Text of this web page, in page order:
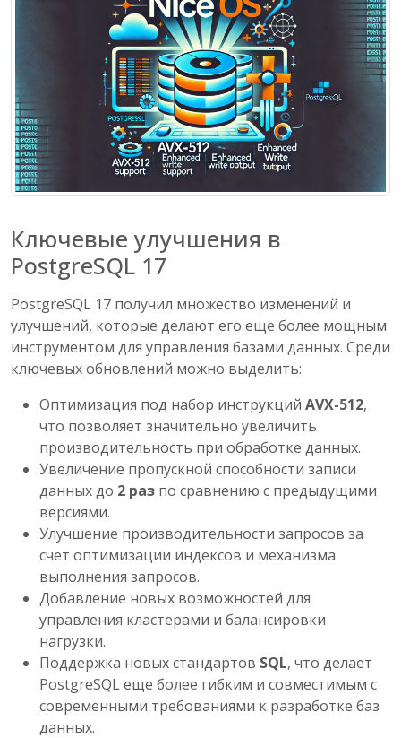
Ключевые улучшения в
PostgreSQL 17
PostgreSQL 17 получил множество изменений и
улучшений, которые делают его еще более мощным
инструментом для управления базами данных. Среди
ключевых обновлений можно выделить:
Оптимизация под набор инструкций AVX-512,
что позволяет значительно увеличить
производительность при обработке данных.
Увеличение пропускной способности записи
данных до 2 раз по сравнению с предыдущими
версиями.
Улучшение производительности запросов за
счет оптимизации индексов и механизма
выполнения запросов.
Добавление новых возможностей для
управления кластерами и балансировки
нагрузки.
Поддержка новых стандартов SQL, что делает
PostgreSQL еще более гибким и совместимым с
современными требованиями к разработке баз
данных.